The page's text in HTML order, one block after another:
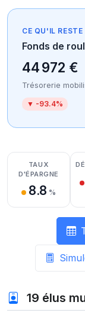
CE QU'IL RESTE
Fonds de
44 972 €
Trésorerie
▼ -93.4%
Détail des
Détail des
Détail de
TAUX
D'ÉPARGNE
8.8 %
19 élus